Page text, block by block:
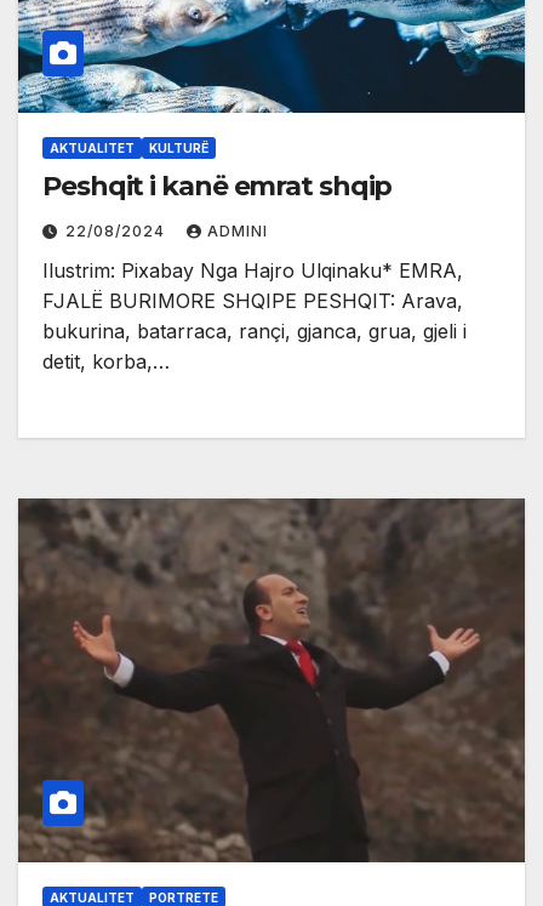
AKTUALITET KULTURË
Peshqit i kanë emrat shqip
22/08/2024 ADMINI
Ilustrim: Pixabay Nga Hajro Ulqinaku* EMRA,
FJALË BURIMORE SHQIPE PESHQIT: Arava,
bukurina, batarraca, rançi, gjanca, grua, gjeli i
detit, korba,…
AKTUALITET PORTRETE